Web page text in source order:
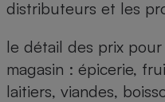
distributeurs et les
le détail des prix
magasin : épicerie,
laitiers, viandes,